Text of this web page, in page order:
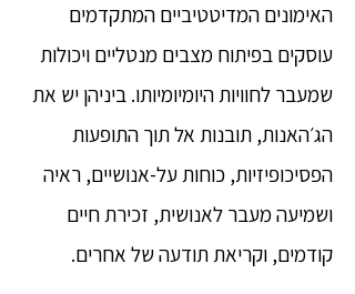
האימונים המדיטטיביים המתקדמים
עוסקים בפיתוח מצבים מנטליים ויכולות
שמעבר לחוויות היומיומיותו. ביניהן יש את
הג׳האנות, תובנות אל תוך התופעות
הפסיכופיזיות, כוחות על-אנושיים, ראיה
ושמיעה מעבר לאנושית, זכירת חיים
קודמים, וקריאת תודעה של אחרים.